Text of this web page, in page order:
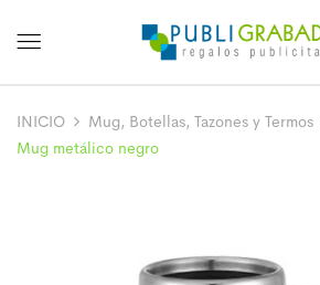
INICIO Mug, Botellas, Tazones y Termos
Mug metálico negro